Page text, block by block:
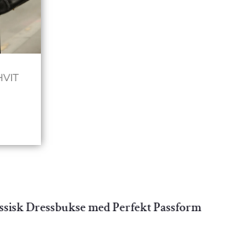
Dressbukse med Perfekt Passform